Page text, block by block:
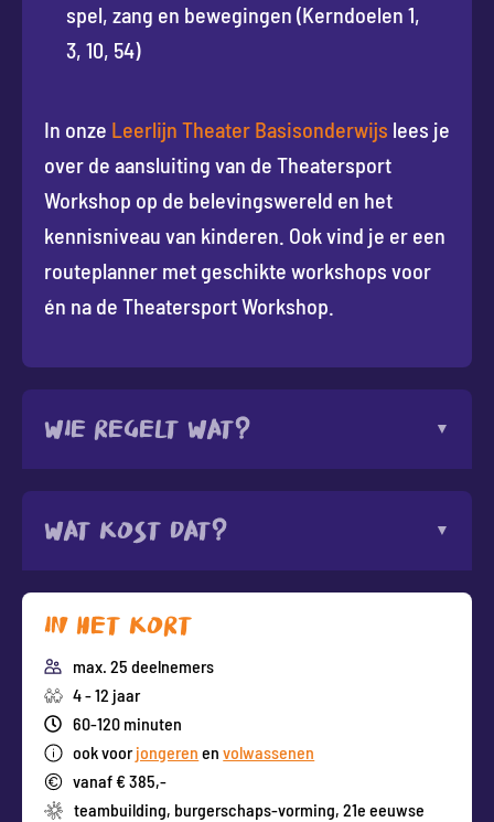
spel, zang en bewegingen (Kerndoelen 1,
3, 10, 54)
In onze Leerlijn Theater Basisonderwijs lees je
over de aansluiting van de Theatersport
Workshop op de belevingswereld en het
kennisniveau van kinderen. Ook vind je er een
routeplanner met geschikte workshops voor
én na de Theatersport Workshop.
Wie regelt wat?
Wat kost dat?
In het kort
max. 25 deelnemers
4 - 12 jaar
60-120 minuten
ook voorjongeren envolwassenen
vanaf € 385,-
teambuilding, burgerschaps-vorming, 21e eeuwse